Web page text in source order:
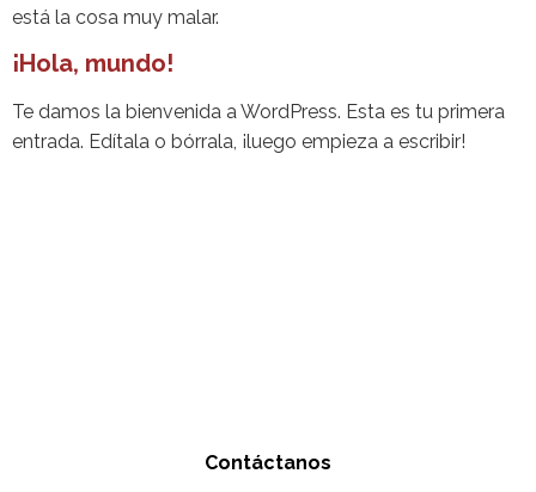
está la cosa muy malar.
¡Hola, mundo!
Te damos la bienvenida a WordPress. Esta es tu primera
entrada. Edítala o bórrala, ¡luego empieza a escribir!
Contáctanos